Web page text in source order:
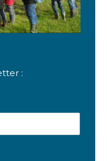
: